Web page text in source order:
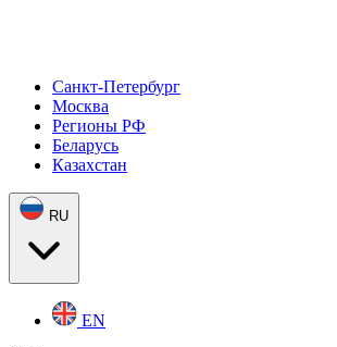
Санкт-Петербург
Москва
Регионы РФ
Беларусь
Казахстан
RU
EN